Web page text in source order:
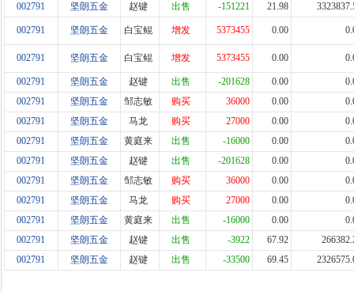
002791
坚朗五金 赵键 出售 -151221 21.98
002791 坚朗五金 白宝鲲 增发 5373455 0.00
002791 坚朗五金 白宝鲲 增发 5373455 0.00
002791 坚朗五金 赵键 出售 -201628 0.00
002791
坚朗五金 邹志敏 购买 36000 0.00
002791
坚朗五金 马龙 购买 27000 0.00
002791
坚朗五金 黄庭来 出售 -16000 0.00
002791
坚朗五金 赵键 出售 -201628 0.00
002791
坚朗五金 邹志敏 购买 36000 0.00
002791
坚朗五金 马龙 购买 27000 0.00
002791
坚朗五金 黄庭来 出售 -16000 0.00
002791
坚朗五金 赵键 出售 -3922 67.92
002791
坚朗五金 赵键 出售 -33500 69.45